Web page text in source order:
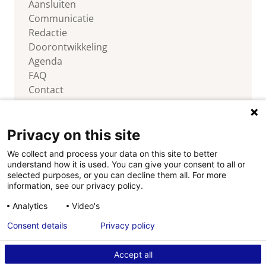
Aansluiten
Communicatie
Redactie
Doorontwikkeling
Agenda
FAQ
Contact
Volg ons
Copyright Cookies
Privacy on this site
We collect and process your data on this site to better
understand how it is used. You can give your consent to all or
selected purposes, or you can decline them all. For more
information, see our privacy policy.
Analytics
Video's
Accept all
Consent details Privacy policy